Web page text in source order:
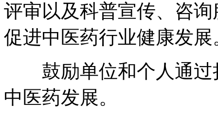
评审以及科普宣传、咨
促进中医药行业健康发展
鼓励单位和个人通过
中医药发展。